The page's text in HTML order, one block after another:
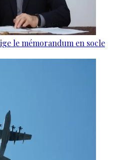
le mémorandum en socle